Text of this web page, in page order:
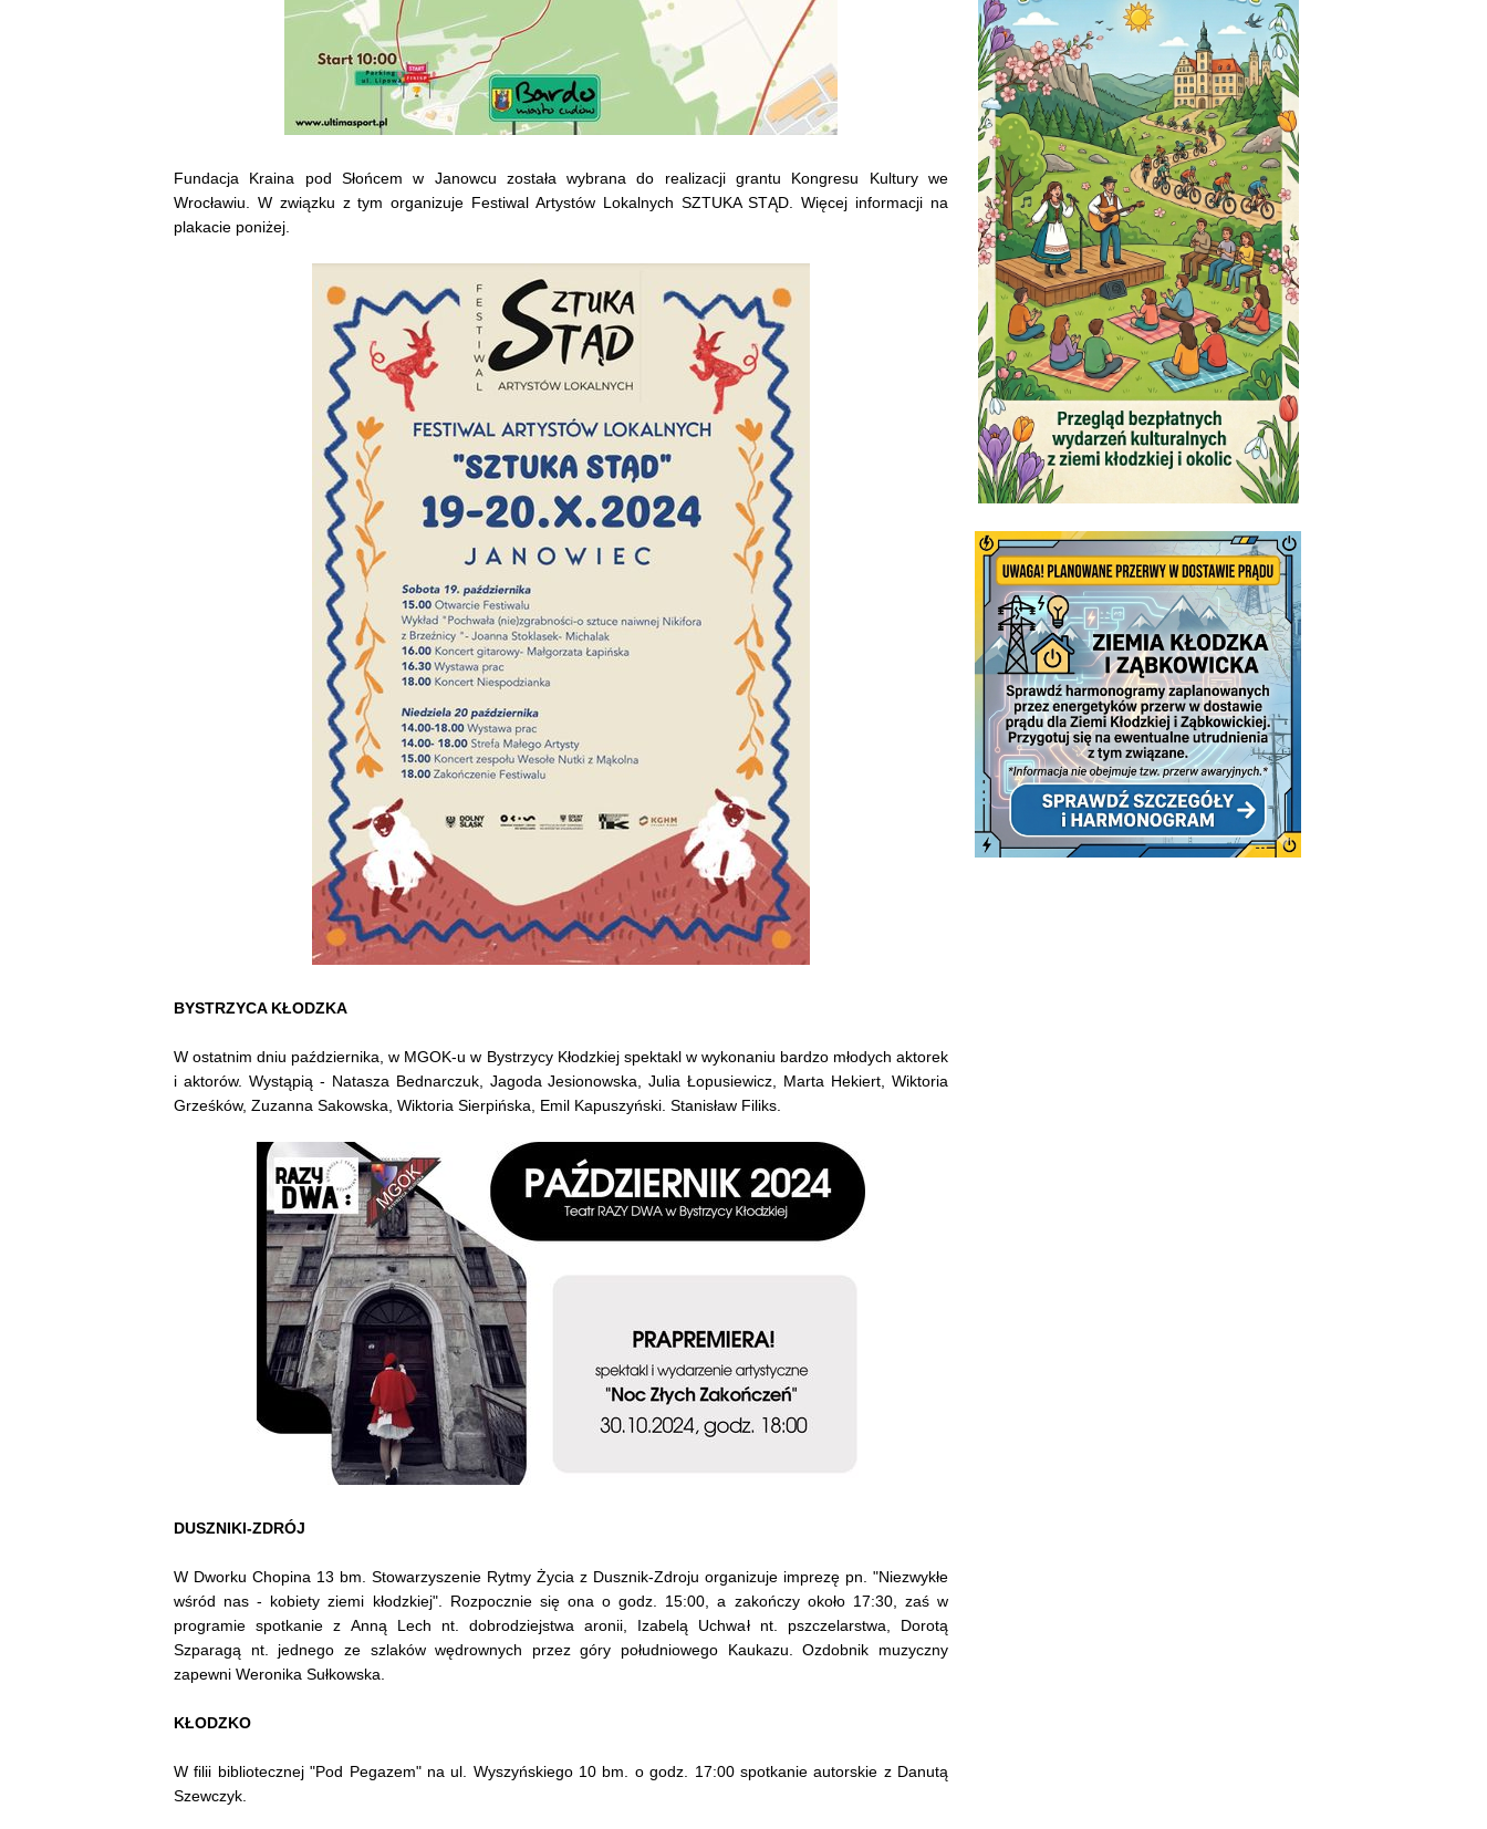
Fundacja Kraina pod Słońcem w Janowcu została wybrana do realizacji grantu Kongresu Kultury we
Wrocławiu. W związku z tym organizuje Festiwal Artystów Lokalnych SZTUKA STĄD. Więcej informacji na
plakacie poniżej.
BYSTRZYCA KŁODZKA
W ostatnim dniu października, w MGOK-u w Bystrzycy Kłodzkiej spektakl w wykonaniu bardzo młodych aktorek
i aktorów. Wystąpią - Natasza Bednarczuk, Jagoda Jesionowska, Julia Łopusiewicz, Marta Hekiert, Wiktoria
Grześków, Zuzanna Sakowska, Wiktoria Sierpińska, Emil Kapuszyński. Stanisław Filiks.
DUSZNIKI-ZDRÓJ
W Dworku Chopina 13 bm. Stowarzyszenie Rytmy Życia z Dusznik-Zdroju organizuje imprezę pn. "Niezwykłe
wśród nas - kobiety ziemi kłodzkiej". Rozpocznie się ona o godz. 15:00, a zakończy około 17:30, zaś w
programie spotkanie z Anną Lech nt. dobrodziejstwa aronii, Izabelą Uchwał nt. pszczelarstwa, Dorotą
Szparagą nt. jednego ze szlaków wędrownych przez góry południowego Kaukazu. Ozdobnik muzyczny
zapewni Weronika Sułkowska.
KŁODZKO
W filii bibliotecznej "Pod Pegazem" na ul. Wyszyńskiego 10 bm. o godz. 17:00 spotkanie autorskie z Danutą
Szewczyk.